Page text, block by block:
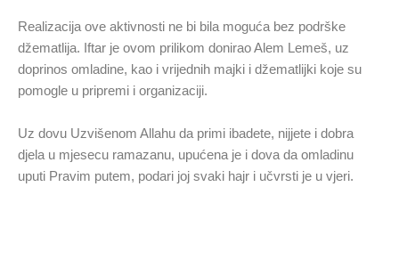
Realizacija ove aktivnosti ne bi bila moguća bez podrške
džematlija. Iftar je ovom prilikom donirao Alem Lemeš, uz
doprinos omladine, kao i vrijednih majki i džematlijki koje su
pomogle u pripremi i organizaciji.
Uz dovu Uzvišenom Allahu da primi ibadete, nijjete i dobra
djela u mjesecu ramazanu, upućena je i dova da omladinu
uputi Pravim putem, podari joj svaki hajr i učvrsti je u vjeri.